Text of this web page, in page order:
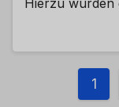
Hierzu
1